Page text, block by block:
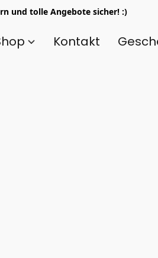
und tolle Angebote sicher! :)
Kontakt